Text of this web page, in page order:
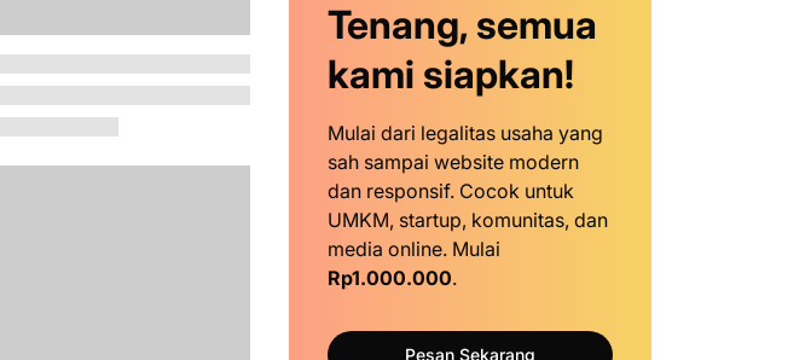
Tenang, semua
kami siapkan!
Mulai dari legalitas usaha yang
sah sampai website modern
dan responsif. Cocok untuk
UMKM, startup, komunitas, dan
media online. Mulai
Rp1.000.000.
Pesan Sekarang